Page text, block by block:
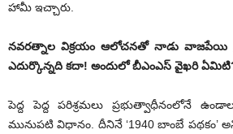
హామీ ఇచ్చారు.
నవరత్నాల విక్రయం ఆలోచనతో నాడు వాజపేయి
ఎదుర్కొన్నది కదా! అందులో బీఎంఎస్‌ వైఖరి
పెద్ద పెద్ద పరిశ్రమలు ప్రభుత్వాధీనంలోనే
మునుపటి విధానం. దీనినే ‘1940 బాంబే పథకం’